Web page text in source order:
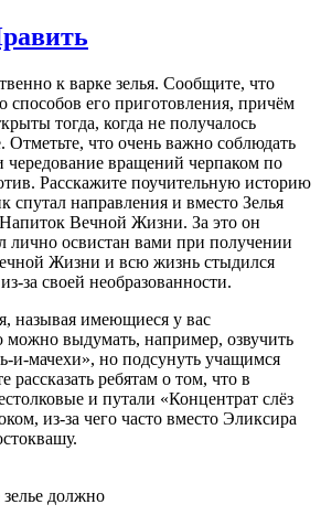
к варке зелья. Сообщите, что
способов его приготовления, причём
тогда, когда не получалось
Отметьте, что очень важно соблюдать
вращений черпаком по
Расскажите поучительную историю
спутал направления и вместо Зелья
Вечной Жизни. За это он
лично освистан вами при получении
Жизни и всю жизнь стыдился
за своей необразованности.
называя имеющиеся у вас
можно выдумать, например, озвучить
и-мачехи», но подсунуть учащимся
рассказать ребятам о том, что в
и путали «Концентрат слёз
из-за чего часто вместо Эликсира
должно